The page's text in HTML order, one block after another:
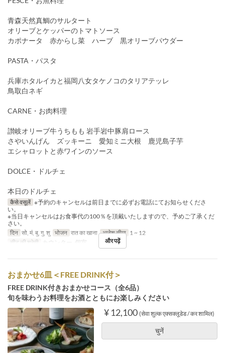
青森天然真鯛のサルタート
オリーブとケッパーのトマトソース
カポナータ 赤からし菜 ハーブ 黒オリーブパウダー
PASTA・パスタ
兵庫ホタルイカと福岡八女タケノコのタリアテッレ
鳥取白ネギ
CARNE・お肉料理
讃岐オリーブ牛うちもも 岩手岩中豚肩ロース
さやいんげん ズッキーニ 愛知ミニ大根 鹿児島子芋
エシャロットと赤ワインのソース
DOLCE・ドルチェ
本日のドルチェ
कैसे वसूलें ※予約のキャンセルは前日までに必ずお電話にてお知らせくださ
い。
※当日キャンセルはお食事代の100％を頂戴いたしますので、予めご了承くだ
さい。
दिन सो, मं, बु, गु, शु भोजन रात का खाना आदेश सीमा 1 ~ 12
सीट की श्रेणी
カウンター, 個室 और पढ़ें
おまかせ6皿＜FREE DRINK付＞
FREE DRINK付きおまかせコース（全6品）
旬を味わうお料理をお酒とともにお楽しみください
¥ 12,100 (सेवा शुल्क एक्सक्लूडेड / कर शामिल)
चुनें